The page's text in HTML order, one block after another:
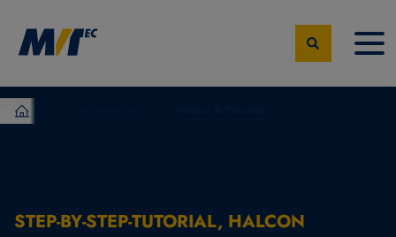
MVTec Software – Experten der industrielle
STEP-BY-STEP-TUTORIAL, HALCON